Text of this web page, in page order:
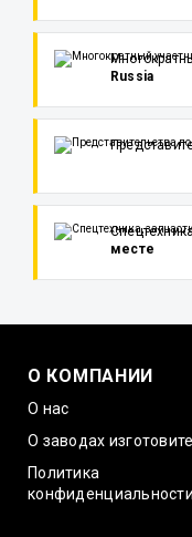
Russia
месте
О КОМПАНИИ
О нас
О заводах
Политика
конфиденциальности